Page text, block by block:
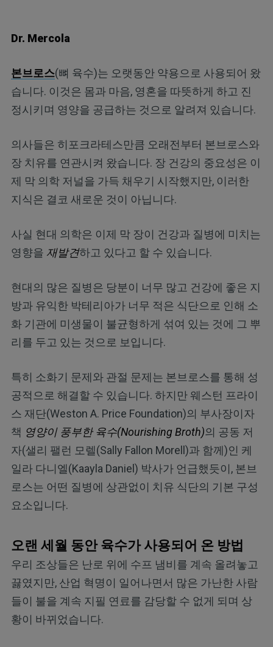
Dr. Mercola
본브로스(뼈 육수)는 오랫동안 약용으로 사용되어 왔
습니다. 이것은 몸과 마음, 영혼을 따뜻하게 하고 진
정시키며 영양을 공급하는 것으로 알려져 있습니다.
의사들은 히포크라테스만큼 오래전부터 본브로스와
장 치유를 연관시켜 왔습니다. 장 건강의 중요성은 이
제 막 의학 저널을 가득 채우기 시작했지만, 이러한
지식은 결코 새로운 것이 아닙니다.
사실 현대 의학은 이제 막 장이 건강과 질병에 미치는
영향을 재발견하고 있다고 할 수 있습니다.
현대의 많은 질병은 당분이 너무 많고 건강에 좋은 지
방과 유익한 박테리아가 너무 적은 식단으로 인해 소
화 기관에 미생물이 불균형하게 섞여 있는 것에 그 뿌
리를 두고 있는 것으로 보입니다.
특히 소화기 문제와 관절 문제는 본브로스를 통해 성
공적으로 해결할 수 있습니다. 하지만 웨스턴 프라이
스 재단(Weston A. Price Foundation)의 부사장이자
책 영양이 풍부한 육수(Nourishing Broth)의 공동 저
자(샐리 팰런 모렐(Sally Fallon Morell)과 함께)인 케
일라 다니엘(Kaayla Daniel) 박사가 언급했듯이, 본브
로스는 어떤 질병에 상관없이 치유 식단의 기본 구성
요소입니다.
오랜 세월 동안 육수가 사용되어 온 방법
우리 조상들은 난로 위에 수프 냄비를 계속 올려놓고
끓였지만, 산업 혁명이 일어나면서 많은 가난한 사람
들이 불을 계속 지필 연료를 감당할 수 없게 되며 상
황이 바뀌었습니다.